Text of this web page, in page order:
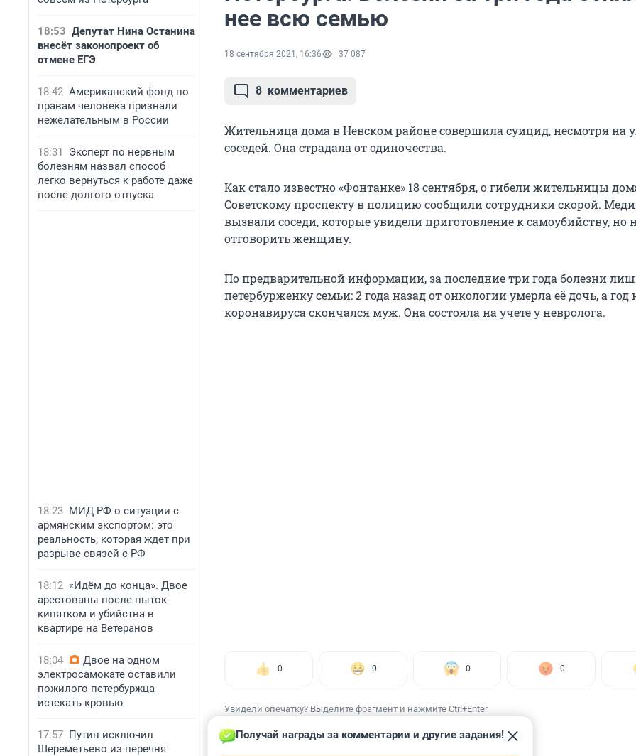
18:53 Депутат Нина Останина
внесёт законопроект об
отмене ЕГЭ
18:42 Американский фонд по
правам человека признали
нежелательным в России
18:31
Эксперт по нервным
болезням назвал способ
легко вернуться к работе даже
после долгого отпуска
18:23 МИД РФ о ситуации с
армянским экспортом: это
реальность, которая ждет при
разрыве связей с РФ
18:12 «Идём до конца». Двое
арестованы после пыток
кипятком и убийства в
квартире на Ветеранов
18:04
Двое на одном
электросамокате оставили
пожилого петербуржца
истекать кровью
17:57 Путин исключил
Шереметьево из перечня
нее всю семью
18 сентября 2021, 16:36 37 087
8 комментариев
Жительница дома в Невском районе совершила суицид, несмотря на
соседей. Она страдала от одиночества.
Как стало известно «Фонтанке» 18 сентября, о гибели жительницы
Советскому проспекту в полицию сообщили сотрудники скорой.
вызвали соседи, которые увидели приготовление к самоубийству, но
отговорить женщину.
По предварительной информации, за последние три года болезни
петербурженку семьи: 2 года назад от онкологии умерла её дочь, а год
коронавируса скончался муж. Она состояла на учете у невролога.
0 0 0 0
Увидели опечатку? Выделите фрагмент и нажмите Ctrl+Enter
Получай награды за комментарии и другие задания!